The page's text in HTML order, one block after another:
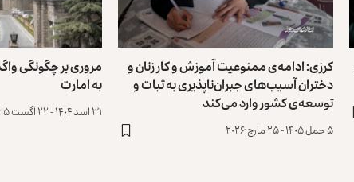
کرزی: ادامه‌ی ممنوعیت آموزش و کار زنان و
دختران آسیب‌های جبران‌ناپذیری به ثبات و
توسعه‌ی کشور وارد می‌کند
۵ حمل ۱۴۰۵ - ۲۵ مارچ ۲۰۲۶
مروری بر چگونگی
به امارت
۳۱ اسد ۱۴۰۴ - ۲۲ آگست ۲۰۲۵